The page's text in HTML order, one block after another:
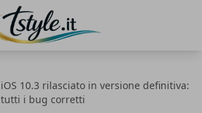
iOS 10.3 rilasciato in versione definitiva:
tutti i bug corretti